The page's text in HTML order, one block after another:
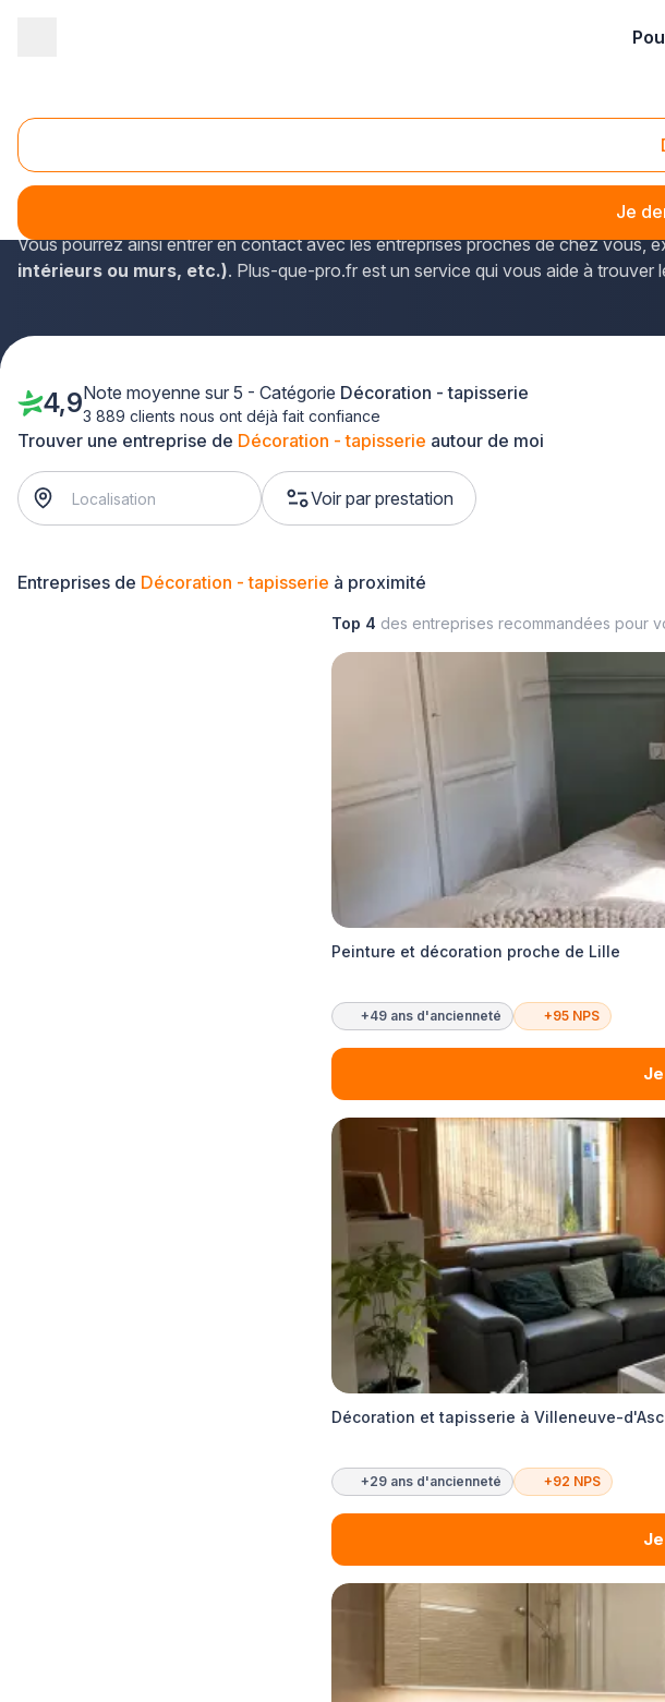
Je
Décoration - tapisserie Bondues (59910)
Dans la commune de Bondues, dans le département du Nord (Nord-Pas-de-
informations de contact d'experts.
Vous pourrez ainsi entrer en contact avec les entreprises proches de chez
intérieurs ou murs, etc.). Plus-que-pro.fr est un service qui vous aide à
Trouver une entreprise de Décoration - tapisserie autour de moi
Voir par prestation
4,9Note moyenne sur 5 - Catégorie Décoration - tapisserie
3 889 clients nous ont déjà fait confiance
Entreprises de Décoration - tapisserie à proximité
Top 4 des entreprises recommandées pour
Peinture et décoration proche de Lille
+49 ans d'ancienneté +95 NPS
Décoration et tapisserie à Villeneuve-
+29 ans d'ancienneté +92 NPS